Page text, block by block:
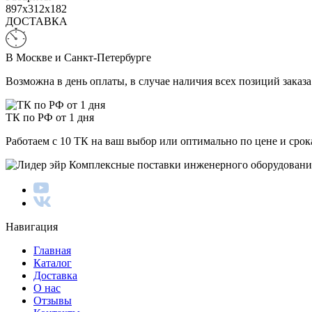
897x312x182
ДОСТАВКА
В Москве и Санкт-Петербурге
Возможна в день оплаты, в случае наличия всех позиций заказа
ТК по РФ от 1 дня
Работаем с 10 ТК на ваш выбор или оптимально по цене и
Комплексные поставки инженерного
Навигация
Главная
Каталог
Доставка
О нас
Отзывы